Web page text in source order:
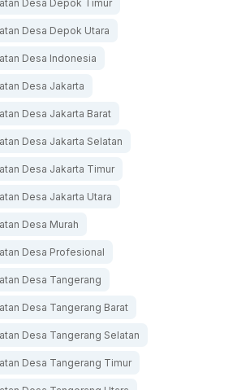
Desa Depok Timur
Desa Depok Utara
Desa Indonesia
Desa Jakarta
Desa Jakarta Barat
Desa Jakarta Selatan
Desa Jakarta Timur
Desa Jakarta Utara
Desa Murah
Desa Profesional
Desa Tangerang
Desa Tangerang Barat
Desa Tangerang Selatan
Desa Tangerang Timur